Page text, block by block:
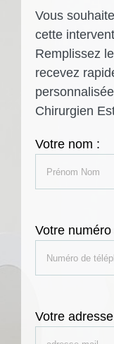
Vous
cette
Remplissez
recevez
Chirurgien
Votre nom :
Votre
Votre